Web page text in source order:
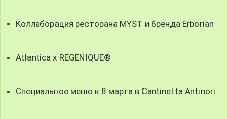
Коллаборация ресторана MYST и бренда Erborian
Atlantica x REGENIQUE®
Специальное меню к 8 марта в Cantinetta Antinori